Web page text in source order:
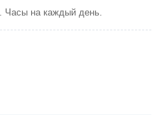
Часы на каждый день.